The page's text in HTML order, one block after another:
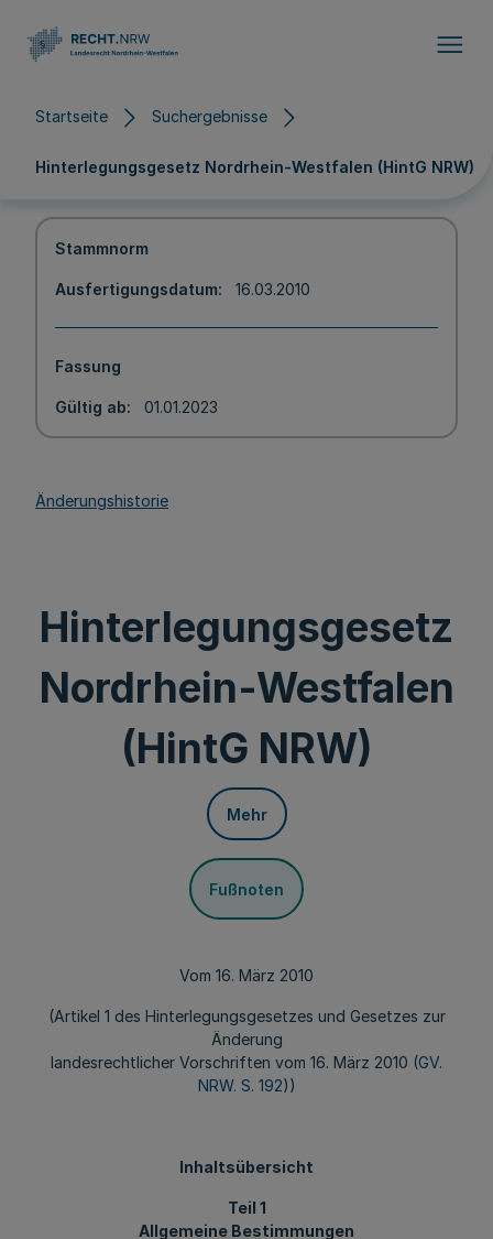
Startseite Suchergebnisse
Hinterlegungsgesetz Nordrhein-Westfalen (HintG NRW)
Stammnorm
Ausfertigungsdatum 16.03.2010
Fassung
Gültig ab 01.01.2023
Änderungshistorie
Hinterlegungsgesetz
Nordrhein-Westfalen
(HintG NRW)
Mehr
Fußnoten
Vom 16. März 2010
(Artikel 1 des Hinterlegungsgesetzes und Gesetzes zur
Änderung
landesrechtlicher Vorschriften vom 16. März 2010 (GV.
NRW. S. 192))
Inhaltsübersicht
Teil 1
Allgemeine Bestimmungen